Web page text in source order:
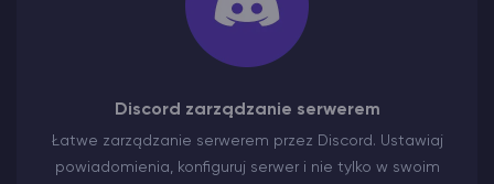
Discord zarządzanie serwerem
Łatwe zarządzanie serwerem przez Discord. Ustawiaj
powiadomienia, konfiguruj serwer i nie tylko w swoim